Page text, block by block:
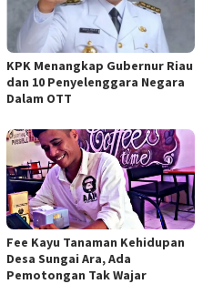
KPK Menangkap Gubernur Riau
dan 10 Penyelenggara Negara
Dalam OTT
Fee Kayu Tanaman Kehidupan
Desa Sungai Ara, Ada
Pemotongan Tak Wajar